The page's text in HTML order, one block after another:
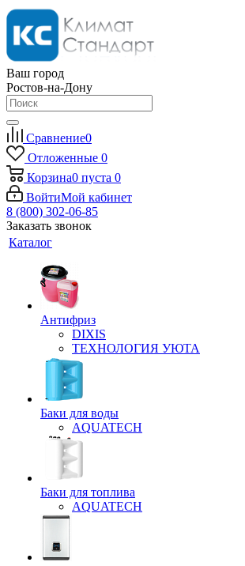
Ваш город
Ростов-на-Дону
Сравнение0
Отложенные 0
Корзина0 пуста 0
ВойтиМой кабинет
8 (800) 302-06-85
Заказать звонок
Каталог
Антифриз
DIXIS
ТЕХНОЛОГИЯ УЮТА
Баки для воды
AQUATECH
Баки для топлива
AQUATECH